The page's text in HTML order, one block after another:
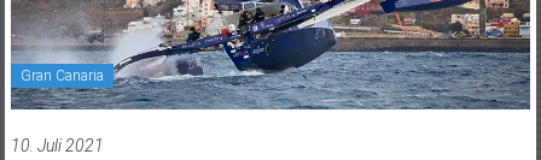
Gran Canaria
10. Juli 2021